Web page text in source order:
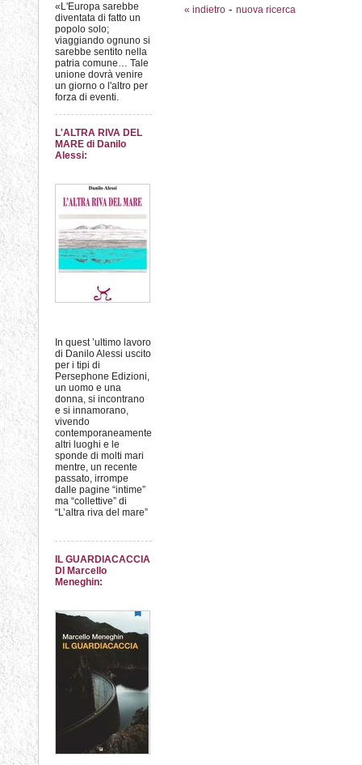
«L'Europa sarebbe
diventata di fatto un
popolo solo;
viaggiando ognuno si
sarebbe sentito nella
patria comune… Tale
unione dovrà venire
un giorno o l'altro per
forza di eventi.
L'ALTRA RIVA DEL
MARE di Danilo
Alessi:
In quest ’ultimo lavoro
di Danilo Alessi uscito
per i tipi di
Persephone Edizioni,
un uomo e una
donna, si incontrano
e si innamorano,
vivendo
contemporaneamente
altri luoghi e le
sponde di molti mari
mentre, un recente
passato, irrompe
dalle pagine “intime”
ma “collettive” di
“L’altra riva del mare”
IL GUARDIACACCIA
DI Marcello
Meneghin:
« indietro - nuova ricerca